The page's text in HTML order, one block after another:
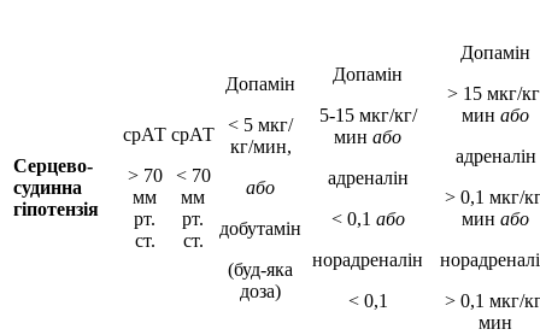
Серцево-
судинна
гіпотензія
срАТ
> 70
мм
рт.
ст.
срАТ
< 70
мм
рт.
ст.
Допамін
< 5 мкг/
кг/мин,
або
добутамін
(буд-яка
доза)
Допамін
5-15 мкг/кг/
мин або
адреналін
< 0,1 або
норадреналін
< 0,1
Допамін
> 15 мкг/
мин або
адреналін
> 0,1 мкг/
мин aбо
> 0,1 мкг/
мин